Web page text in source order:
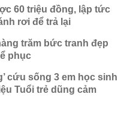
60 triệu đồng, lập tức
rơi để trả lại
trăm bức tranh đẹp
phục
cứu sống 3 em học sinh
Tuổi trẻ dũng cảm